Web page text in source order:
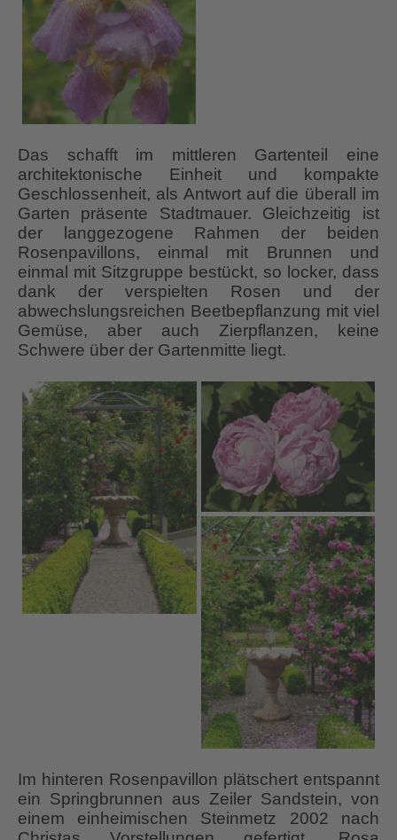
Das schafft im mittleren Gartenteil eine
architektonische Einheit und kompakte
Geschlossenheit, als Antwort auf die überall im
Garten präsente Stadtmauer. Gleichzeitig ist
der langgezogene Rahmen der beiden
Rosenpavillons, einmal mit Brunnen und
einmal mit Sitzgruppe bestückt, so locker, dass
dank der verspielten Rosen und der
abwechslungsreichen Beetbepflanzung mit viel
Gemüse, aber auch Zierpflanzen, keine
Schwere über der Gartenmitte liegt.
Im hinteren Rosenpavillon plätschert entspannt
ein Springbrunnen aus Zeiler Sandstein, von
einem einheimischen Steinmetz 2002 nach